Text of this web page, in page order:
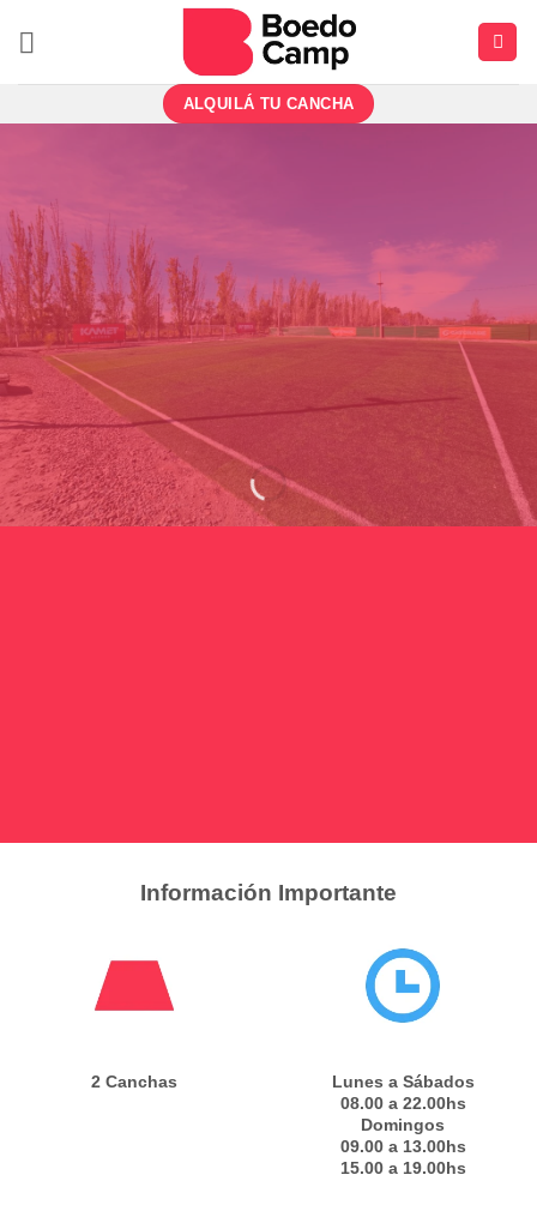
ALQUILÁ TU CANCHA
FÚTBOL
Información Importante
2 Canchas
Lunes a Sábados
08.00 a 22.00hs
Domingos
09.00 a 13.00hs
15.00 a 19.00hs